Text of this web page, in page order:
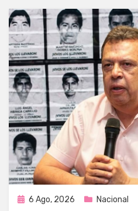
Publicada
6 Ago, 2026 Nacional